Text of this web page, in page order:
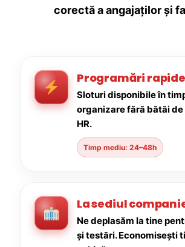
corectă a angajaților și
Programări rapide
Sloturi disponibile în
organizare fără bătăi
HR.
Timp mediu: 24–48h
La sediul
Ne deplasăm la tine
și testări. Economisești